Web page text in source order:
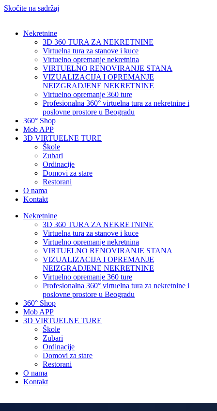
Skočite na sadržaj
Nekretnine
3D 360 TURA ZA NEKRETNINE
Virtuelna tura za stanove i kuce
Virtuelno opremanje nekretnina
VIRTUELNO RENOVIRANJE STANA
VIZUALIZACIJA I OPREMANJE
NEIZGRADJENE NEKRETNINE
Virtuelno opremanje 360 ture
Profesionalna 360° virtuelna tura za nekretnine i
poslovne prostore u Beogradu
360° Shop
Mob APP
3D VIRTUELNE TURE
Škole
Zubari
Ordinacije
Domovi za stare
Restorani
O nama
Kontakt
Nekretnine
3D 360 TURA ZA NEKRETNINE
Virtuelna tura za stanove i kuce
Virtuelno opremanje nekretnina
VIRTUELNO RENOVIRANJE STANA
VIZUALIZACIJA I OPREMANJE
NEIZGRADJENE NEKRETNINE
Virtuelno opremanje 360 ture
Profesionalna 360° virtuelna tura za nekretnine i
poslovne prostore u Beogradu
360° Shop
Mob APP
3D VIRTUELNE TURE
Škole
Zubari
Ordinacije
Domovi za stare
Restorani
O nama
Kontakt